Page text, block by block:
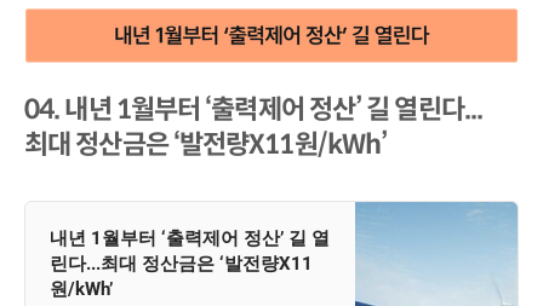
04. 내년 1월부터 ‘출력제어 정산’ 길 열린다...
최대 정산금은 ‘발전량X11원/kWh’
내년 1월부터 ‘출력제어 정산’ 길 열
린다...최대 정산금은 ‘발전량X11
원/kWh’